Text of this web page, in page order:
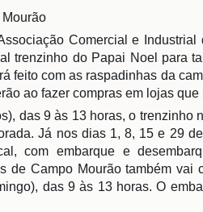
Comercial e
trenzinho do Papai Noel para
feito com as raspadinhas da
ao fazer compras em lojas
das 9 às 13 horas, o trenzinho
Já nos dias 1, 8, 15 e 29
com embarque e
de Campo Mourão também vai
das 9 às 13 horas. O